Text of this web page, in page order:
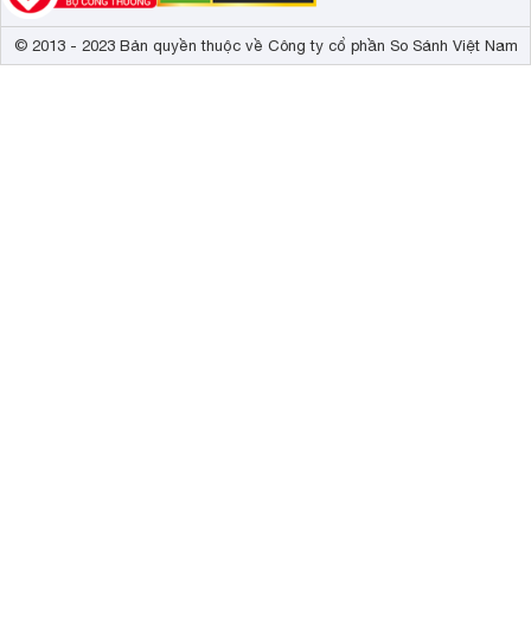
© 2013 - 2023 Bản quyền thuộc về Công ty cổ phần So Sánh Việt Nam